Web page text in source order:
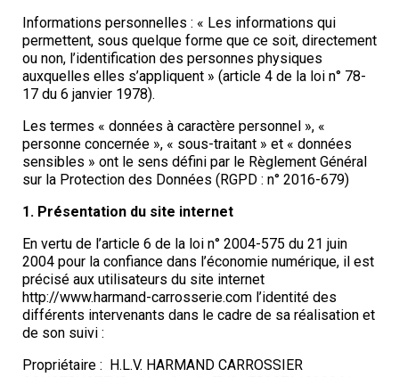
Informations personnelles : « Les informations qui
permettent, sous quelque forme que ce soit, directement
ou non, l’identification des personnes physiques
auxquelles elles s’appliquent » (article 4 de la loi n° 78-
17 du 6 janvier 1978).
Les termes « données à caractère personnel », «
personne concernée », « sous-traitant » et « données
sensibles » ont le sens défini par le Règlement Général
sur la Protection des Données (RGPD : n° 2016-679)
1. Présentation du site internet
En vertu de l’article 6 de la loi n° 2004-575 du 21 juin
2004 pour la confiance dans l’économie numérique, il est
précisé aux utilisateurs du site internet
http://www.harmand-carrosserie.com l’identité des
différents intervenants dans le cadre de sa réalisation et
de son suivi :
Propriétaire : H.L.V. HARMAND CARROSSIER